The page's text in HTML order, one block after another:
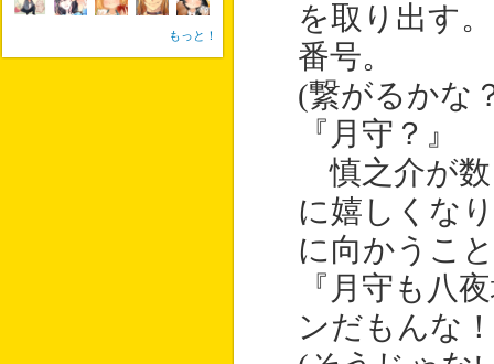
を取り出す
番号。
(繋がるかな
『月守？』
慎之介が数
に嬉しくな
に向かうこ
『月守も
ンだもんな
もっと！